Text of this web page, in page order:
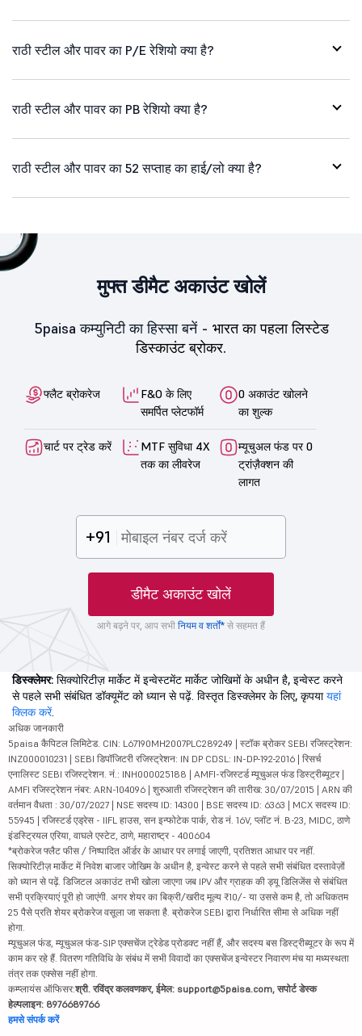
राठी स्टील और पावर का P/E रेशियो क्या है?
राठी स्टील और पावर का PB रेशियो क्या है?
राठी स्टील और पावर का 52 सप्ताह का हाई/लो क्या है?
मुफ्त डीमैट अकाउंट खोलें
5paisa कम्युनिटी का हिस्सा बनें - भारत का पहला लिस्टेड
डिस्काउंट ब्रोकर.
फ्लैट ब्रोकरेज
F&O के लिए
समर्पित प्लेटफॉर्म
0 अकाउंट खोलने
का शुल्क
चार्ट पर ट्रेड करें
MTF सुविधा 4X
तक का लीवरेज
म्यूचुअल फंड पर 0
ट्रांज़ैक्शन की
लागत
+91
डीमैट अकाउंट खोलें
आगे बढ़ने पर, आप सभी नियम व शर्तों* से सहमत हैं
डिस्क्लेमर: सिक्योरिटीज़ मार्केट में इन्वेस्टमेंट मार्केट जोखिमों के अधीन है, इन्वेस्ट करने
से पहले सभी संबंधित डॉक्यूमेंट को ध्यान से पढ़ें. विस्तृत डिस्क्लेमर के लिए, कृपयायहां
क्लिक करें.
अधिक जानकारी
5paisa कैपिटल लिमिटेड. CIN: L67190MH2007PLC289249 | स्टॉक ब्रोकर SEBI रजिस्ट्रेशन:
INZ000010231 | SEBI डिपॉजिटरी रजिस्ट्रेशन: IN DP CDSL: IN-DP-192-2016 | रिसर्च
एनालिस्ट SEBI रजिस्ट्रेशन. नं.: INH000025188 | AMFI-रजिस्टर्ड म्यूचुअल फंड डिस्ट्रीब्यूटर |
AMFI रजिस्ट्रेशन नंबर: ARN-104096 | शुरुआती रजिस्ट्रेशन की तारीख: 30/07/2015 | ARN की
वर्तमान वैधता : 30/07/2027 | NSE सदस्य ID: 14300 | BSE सदस्य ID: 6363 | MCX सदस्य ID:
55945 | रजिस्टर्ड एड्रेस - IIFL हाउस, सन इन्फोटेक पार्क, रोड नं. 16V, प्लॉट नं. B-23, MIDC, ठाणे
इंडस्ट्रियल एरिया, वाघले एस्टेट, ठाणे, महाराष्ट्र - 400604
*ब्रोकरेज फ्लैट फीस / निष्पादित ऑर्डर के आधार पर लगाई जाएगी, प्रतिशत आधार पर नहीं.
सिक्योरिटीज़ मार्केट में निवेश बाजार जोखिम के अधीन है, इन्वेस्ट करने से पहले सभी संबंधित दस्तावेज़ों
को ध्यान से पढ़ें. डिजिटल अकाउंट तभी खोला जाएगा जब IPV और ग्राहक की ड्यू डिलिजेंस से संबंधित
सभी प्रक्रियाएं पूरी हो जाएंगी. अगर शेयर का बिक्री/खरीद मूल्य ₹10/- या उससे कम है, तो अधिकतम
25 पैसे प्रति शेयर ब्रोकरेज वसूला जा सकता है. ब्रोकरेज SEBI द्वारा निर्धारित सीमा से अधिक नहीं
होगा.
म्यूचुअल फंड, म्यूचुअल फंड-SIP एक्सचेंज ट्रेडेड प्रोडक्ट नहीं हैं, और सदस्य बस डिस्ट्रीब्यूटर के रूप में
काम कर रहे हैं. वितरण गतिविधि के संबंध में सभी विवादों का एक्सचेंज इन्वेस्टर निवारण मंच या मध्यस्थता
तंत्र तक एक्सेस नहीं होगा.
कम्प्लायंस ऑफिसर:श्री. रविंद्र कलवणकर, ईमेल: support@5paisa.com, सपोर्ट डेस्क
हेल्पलाइन: 8976689766
हमसे संपर्क करें